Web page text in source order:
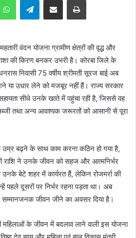
वंदन योजना ग्रामीण क्षेत्रों की वृद्ध और
की किरण बनकर उभरी है। कोरबा जिले के
निवासी 75 वर्षीय श्रीमती सूरज बाई अब
या उधार लेने को मजबूर नहीं हैं। राज्य सरकार
सीधे उनके खाते में पहुंचा रही है, जिससे वह
तथा अन्य आवश्यक जरूरतों को आसानी से पूरा
उम्र बढ़ने के साथ काम करना कठिन हो गया है,
राशि ने उनके जीवन को सहज और आत्मनिर्भर
उनके बेटे शहर में कार्यरत हैं, लेकिन रोजमर्रा की
पहले दूसरों पर निर्भर रहना पड़ता था। अब
जीवन जीने का अवसर दिया है।
महिलाओं के जीवन में बदलाव लाने वाली इस योजना